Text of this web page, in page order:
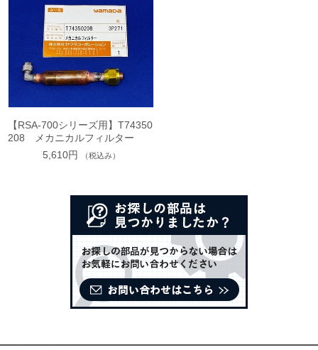
【RSA-700シリーズ用】T74350
208 メカニカルフィルター
5,610円
（税込み）